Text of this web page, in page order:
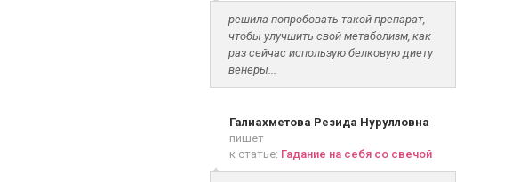
решила попробовать такой препарат,
чтобы улучшить свой метаболизм, как
раз сейчас использую белковую диету
венеры...
Галиахметова Резида Нурулловна
пишет
к статье: Гадание на себя со свечой